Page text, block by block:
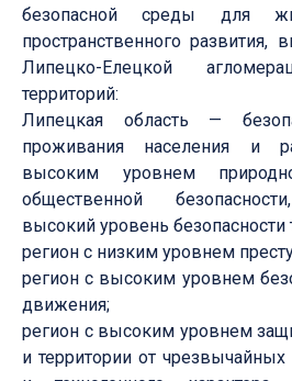
безопасной среды для
пространственного развития,
Липецко-Елецкой
территорий:
Липецкая область —
проживания населения и
высоким уровнем
общественной
высокий уровень безопасности
регион с низким уровнем
регион с высоким уровнем
движения;
регион с высоким уровнем
и территории от чрезвычайных